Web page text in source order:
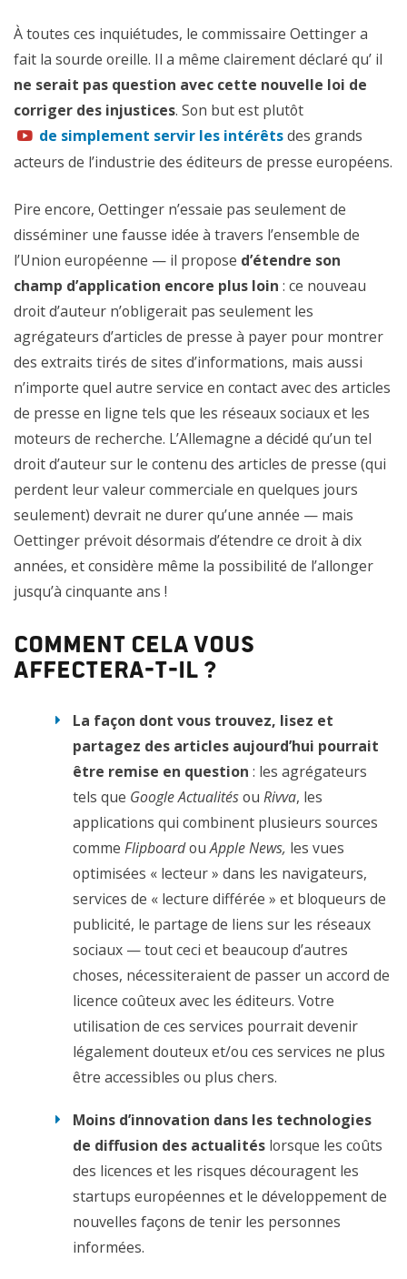
aux éditeurs »
La plus grande alliance européenne de startups internet
Allied4Startups
a mis en garde contre unimpact négatif
sur les startups, la recherche, l’éducation et l’innovation
Des juristesont exhorté à la Commission de « dire non »
Des milliers d’Européensont rejeté l’idée lors d’une
consultation publique de la Commission
Près de 100.000 internautes
soutiennent la pétition
SaveTheLink
s’y opposant
L’initiative allemande contre une loi sur un droit
voisin,IGEL,soutenue par 130organisations, affirme que
l’idée« fait obstruction à l’innovation et à la liberté
d’information et de communication »
L’organisation pour la protection des droits numériques
EFF, a qualifié ce projet de« taxe arbitraire sur les
plateformes internet » et de « discrimination envers les
concurrents [des éditeurs de presse] »
L’association allemande des journalistes
propos de la loi allemande
L’association allemande des industries d’internet
perdants » et que l’introduire au niveau européen « créera
des problèmes colossaux »
Dans un récent débat, des éditeurs de sites
d’informations en ligne en Allemagne et en Espagne ont
qualifié leurs lois d’
« un moyen d’extorquer un peu
d’argent à Google » et de « complètement inutiles pour
les lecteurs [et] les éditeurs »
; et ont plaidé contre leur
extension à toute l’Union européenne.
À toutes ces inquiétudes, le commissaire Oettinger a
fait la sourde oreille. Il a même clairement déclaré qu’ il
ne serait pas question avec cette nouvelle loi de
corriger des injustices. Son but est plutôt
de simplement servir les intérêtsdes grands
acteurs de l’industrie des éditeurs de presse européens.
Pire encore, Oettinger n’essaie pas seulement de
disséminer une fausse idée à travers l’ensemble de
l’Union européenne — il propose d’étendre son
champ d’application encore plus loin : ce nouveau
droit d’auteur n’obligerait pas seulement les
agrégateurs d’articles de presse à payer pour montrer
des extraits tirés de sites d’informations, mais aussi
n’importe quel autre service en contact avec des articles
de presse en ligne tels que les réseaux sociaux et les
moteurs de recherche. L’Allemagne a décidé qu’un tel
droit d’auteur sur le contenu des articles de presse (qui
perdent leur valeur commerciale en quelques jours
seulement) devrait ne durer qu’une année — mais
Oettinger prévoit désormais d’étendre ce droit à dix
années, et considère même la possibilité de l’allonger
jusqu’à cinquante ans !
Comment cela vous
affectera-t-il ?
La façon dont vous trouvez, lisez et
partagez des articles aujourd’hui pourrait
être remise en question : les agrégateurs
tels que Google ActualitésouRivva, les
applications qui combinent plusieurs sources
commeFlipboardouApple News, les vues
optimisées « lecteur » dans les navigateurs,
services de « lecture différée » et bloqueurs de
publicité, le partage de liens sur les réseaux
sociaux — tout ceci et beaucoup d’autres
choses, nécessiteraient de passer un accord de
licence coûteux avec les éditeurs. Votre
utilisation de ces services pourrait devenir
légalement douteux et/ou ces services ne plus
être accessibles ou plus chers.
Moins d’innovation dans les technologies
de diffusion des actualités lorsque les coûts
des licences et les risques découragent les
startups européennes et le développement de
nouvelles façons de tenir les personnes
informées.